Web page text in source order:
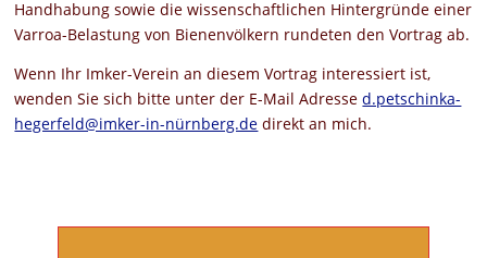
Handhabung sowie die wissenschaftlichen Hintergründe einer
Varroa-Belastung von Bienenvölkern rundeten den Vortrag ab.
Wenn Ihr Imker-Verein an diesem Vortrag interessiert ist,
wenden Sie sich bitte unter der E-Mail Adressed.petschinka-
hegerfeld@imker-in-nürnberg.de direkt an mich.